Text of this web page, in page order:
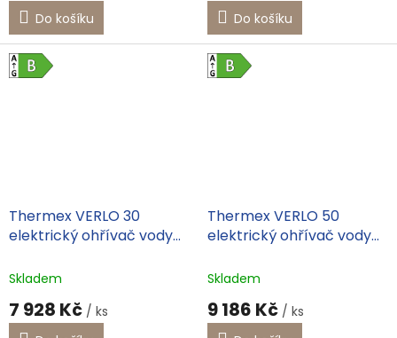
Do košíku
Do košíku
Thermex VERLO 30
elektrický ohřívač vody
329
Skladem
7 928 Kč / ks
Thermex VERLO 50
elektrický ohřívač vody
111330
Skladem
9 186 Kč / ks